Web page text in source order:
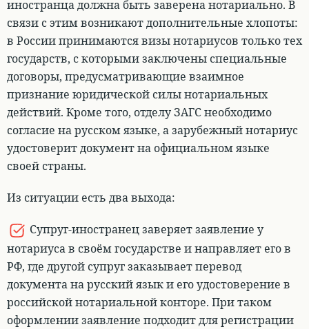
иностранца должна быть заверена нотариально. В
связи с этим возникают дополнительные хлопоты:
в России принимаются визы нотариусов только тех
государств, с которыми заключены специальные
договоры, предусматривающие взаимное
признание юридической силы нотариальных
действий. Кроме того, отделу ЗАГС необходимо
согласие на русском языке, а зарубежный нотариус
удостоверит документ на официальном языке
своей страны.
Из ситуации есть два выхода:
Супруг-иностранец заверяет заявление у
нотариуса в своём государстве и направляет его в
РФ, где другой супруг заказывает перевод
документа на русский язык и его удостоверение в
российской нотариальной конторе. При таком
оформлении заявление подходит для регистрации